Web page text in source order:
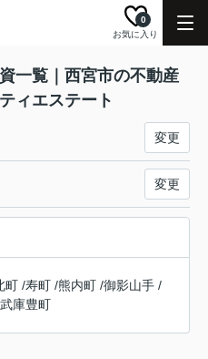
お気に入り
0
一覧｜西宮市の不動産
ィエステート
変更
変更
町 /寿町 /熊内町 /御影山手 /
武庫豊町